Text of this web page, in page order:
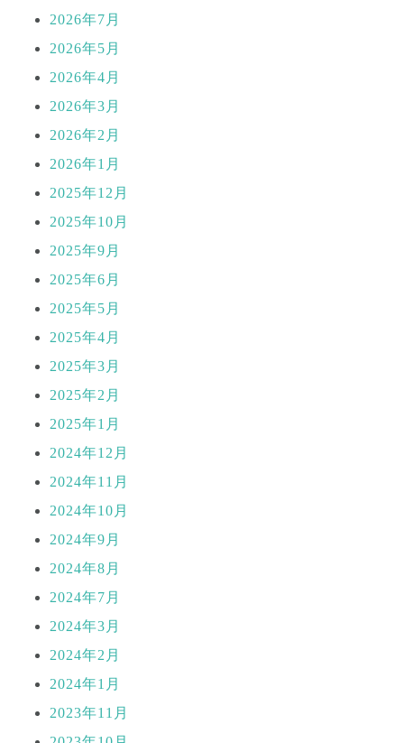
2026年7月
2026年5月
2026年4月
2026年3月
2026年2月
2026年1月
2025年12月
2025年10月
2025年9月
2025年6月
2025年5月
2025年4月
2025年3月
2025年2月
2025年1月
2024年12月
2024年11月
2024年10月
2024年9月
2024年8月
2024年7月
2024年3月
2024年2月
2024年1月
2023年11月